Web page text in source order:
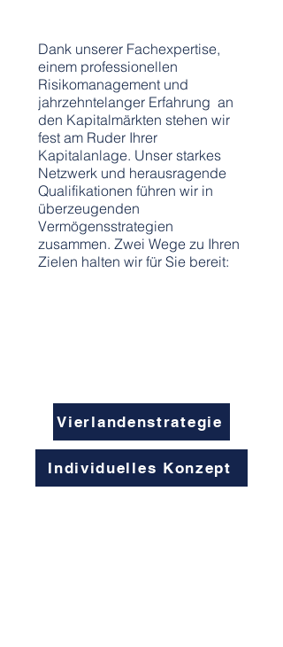
Dank unserer Fachexpertise,
einem professionellen
Risikomanagement und
jahrzehntelanger Erfahrung an
den Kapitalmärkten stehen wir
fest am Ruder Ihrer
Kapitalanlage. Unser starkes
Netzwerk und herausragende
Qualifikationen führen wir in
überzeugenden
Vermögensstrategien
zusammen. Zwei Wege zu Ihren
Zielen halten wir für Sie bereit:
Vierlandenstrategie
Individuelles Konzept